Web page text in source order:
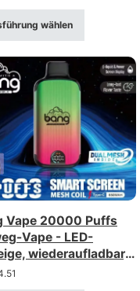
wählen
Vape 20000 Puffs
Vape - LED-
wiederaufladbar,
Spule